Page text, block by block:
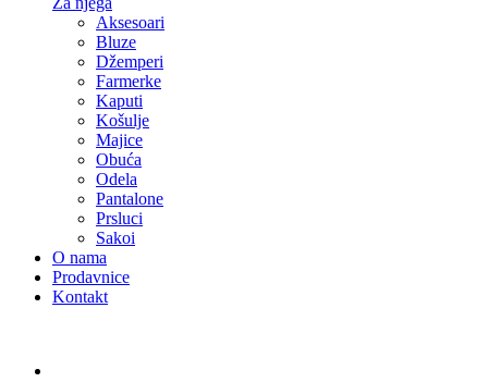
Aksesoari
Bluze
Džemperi
Farmerke
Kaputi
Košulje
Majice
Obuća
Odela
Pantalone
Prsluci
Sakoi
O nama
Prodavnice
Kontakt